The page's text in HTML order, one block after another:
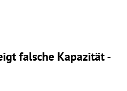
falsche Kapazität -